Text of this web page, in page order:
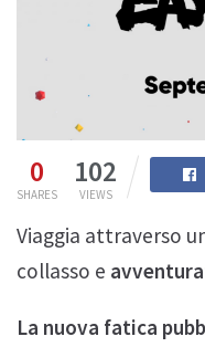
0
SHARES
102
VIEWS
Viaggia attraverso
collasso e
La nuova fatica